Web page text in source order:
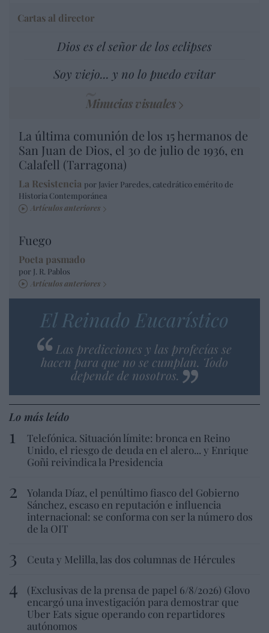
Cartas al director
Dios es el señor de los eclipses
Soy viejo... y no lo puedo evitar
Minucias visuales
La última comunión de los 15 hermanos de
San Juan de Dios, el 30 de julio de 1936, en
Calafell (Tarragona)
La Resistencia por Javier Paredes, catedrático emérito de
Historia Contemporánea
Artículos anteriores
Fuego
Poeta pasmado
por J. R. Pablos
Artículos anteriores
El Reinado Eucarístico
Las predicciones y las profecías se
hacen para que no se cumplan. Todo
depende de nosotros.
Lo más leído
Telefónica. Situación límite: bronca en Reino
Unido, el riesgo de deuda en el alero... y Enrique
Goñi reivindica la Presidencia
Yolanda Díaz, el penúltimo fiasco del Gobierno
Sánchez, escaso en reputación e influencia
internacional: se conforma con ser la número dos
de la OIT
Ceuta y Melilla, las dos columnas de Hércules
(Exclusivas de la prensa de papel 6/8/2026) Glovo
encargó una investigación para demostrar que
Uber Eats sigue operando con repartidores
autónomos